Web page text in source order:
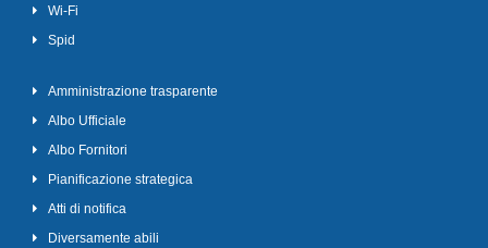
Wi-Fi
Spid
Amministrazione trasparente
Albo Ufficiale
Albo Fornitori
Pianificazione strategica
Atti di notifica
Diversamente abili